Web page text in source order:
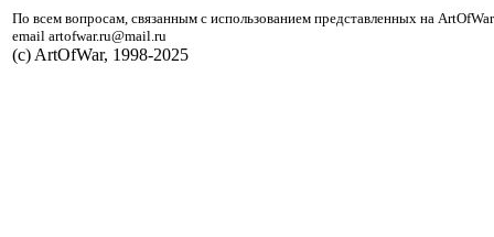
По всем вопросам, связанным с использованием представленных на
email artofwar.ru@mail.ru
(с) ArtOfWar, 1998-2025